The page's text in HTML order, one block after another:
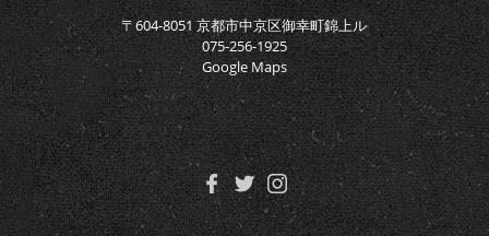
〒604-8051 京都市中京区御幸町錦上ル
075-256-1925
Google Maps